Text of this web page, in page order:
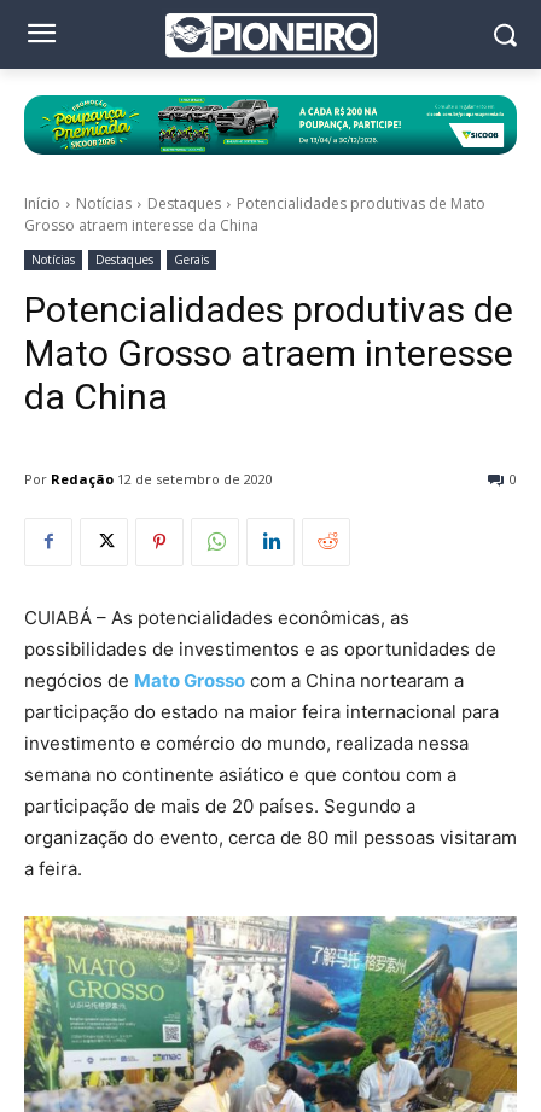
Início Notícias Destaques
Potencialidades produtivas de Mato
Grosso atraem interesse da China
Notícias Destaques Gerais
Potencialidades produtivas de
Mato Grosso atraem interesse
da China
Por Redação 0
12 de setembro de 2020
CUIABÁ – As potencialidades econômicas, as
possibilidades de investimentos e as oportunidades de
negócios de Mato Grosso com a China nortearam a
participação do estado na maior feira internacional para
investimento e comércio do mundo, realizada nessa
semana no continente asiático e que contou com a
participação de mais de 20 países. Segundo a
organização do evento, cerca de 80 mil pessoas visitaram
a feira.